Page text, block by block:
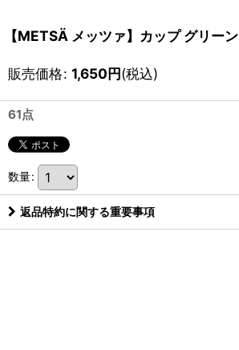
【METSÄ メッツァ】カップ グリーン
販売価格: 1,650円(税込)
61点
数量:
返品特約に関する重要事項